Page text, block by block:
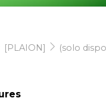
[PLAION] (solo